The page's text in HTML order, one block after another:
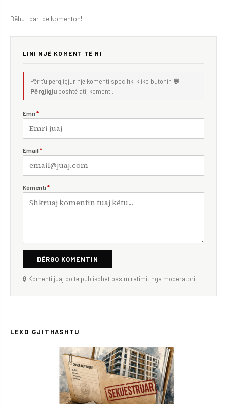
Bëhu i pari që komenton!
LINI NJË KOMENT TË RI
Për t'u përgjigjur një komenti specifik, kliko butonin 💬
Përgjigju poshtë atij komenti.
Emri *
Email *
Komenti *
DËRGO KOMENTIN
🔒 Komenti juaj do të publikohet pas miratimit nga moderatori.
LEXO GJITHASHTU